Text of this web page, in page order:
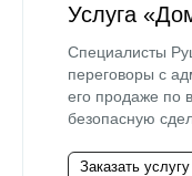
Услуга
Специалисты
переговоры с
его продаже по
безопасную
Заказать услугу